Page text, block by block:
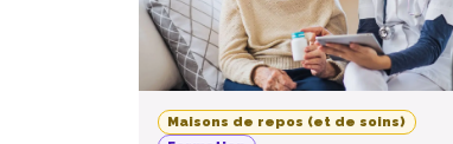
Maisons de repos (et de soins)